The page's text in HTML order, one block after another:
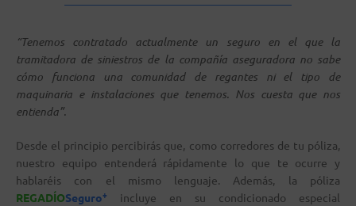
“Tenemos contratado actualmente un seguro en el que la
tramitadora de siniestros de la compañía aseguradora no sabe
cómo funciona una comunidad de regantes ni el tipo de
maquinaria e instalaciones que tenemos. Nos cuesta que nos
entienda”.
Desde el principio percibirás que, como corredores de tu póliza,
nuestro equipo entenderá rápidamente lo que te ocurre y
hablaréis con el mismo lenguaje. Además, la póliza
REGADÍOSeguro+
incluye en su condicionado especial